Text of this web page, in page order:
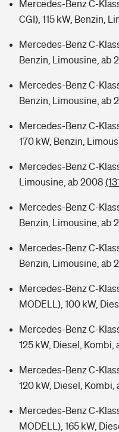
Mercedes-Benz C-
CGI), 115 kW, Benzin,
Mercedes-Benz C-
Benzin, Limousine, ab
Mercedes-Benz C-
Benzin, Limousine, ab
Mercedes-Benz C-
170 kW, Benzin,
Mercedes-Benz C-
Limousine, ab 2008
Mercedes-Benz C-
Benzin, Limousine, ab
Mercedes-Benz C-
Benzin, Limousine, ab
Mercedes-Benz C-
MODELL), 100 kW,
Mercedes-Benz C-
125 kW, Diesel, Kombi,
Mercedes-Benz C-
120 kW, Diesel, Kombi,
Mercedes-Benz C-
MODELL), 165 kW,